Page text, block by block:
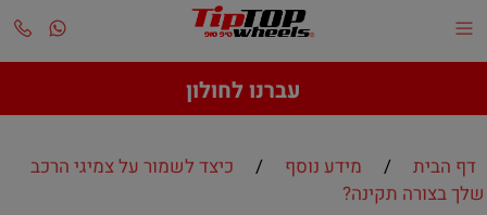
עברנו לחולון
דף הבית / מידע נוסף /
כיצד לשמור על צמיגי הרכב
שלך בצורה תקינה?